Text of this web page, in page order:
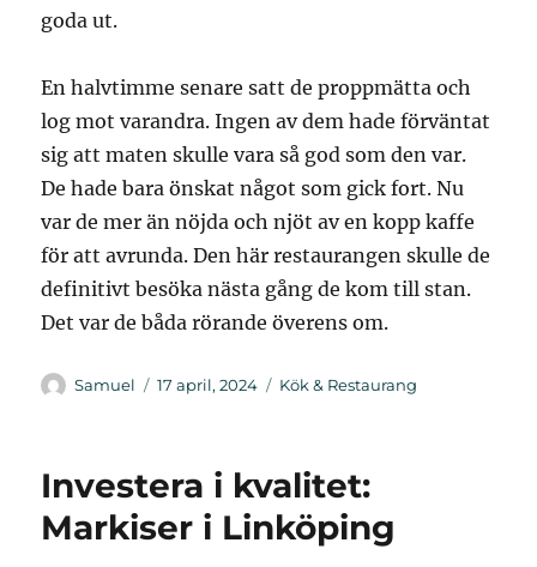
goda ut.
En halvtimme senare satt de proppmätta och
log mot varandra. Ingen av dem hade förväntat
sig att maten skulle vara så god som den var.
De hade bara önskat något som gick fort. Nu
var de mer än nöjda och njöt av en kopp kaffe
för att avrunda. Den här restaurangen skulle de
definitivt besöka nästa gång de kom till stan.
Det var de båda rörande överens om.
Författare
Samuel
Publicerat
17 april, 2024 Kategorier
Kök & Restaurang
Investera i kvalitet:
Markiser i Linköping